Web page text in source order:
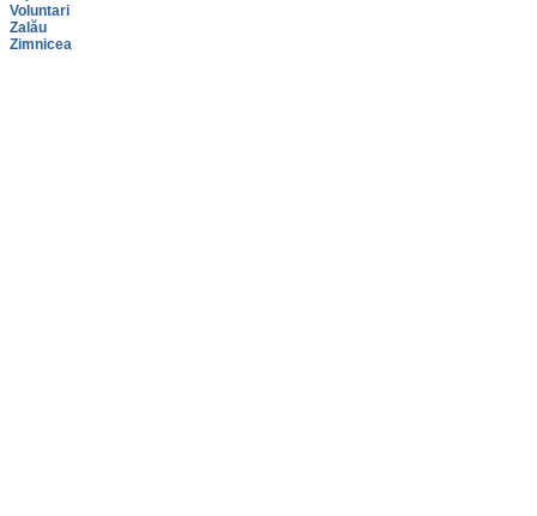
Voluntari
Zalău
Zimnicea